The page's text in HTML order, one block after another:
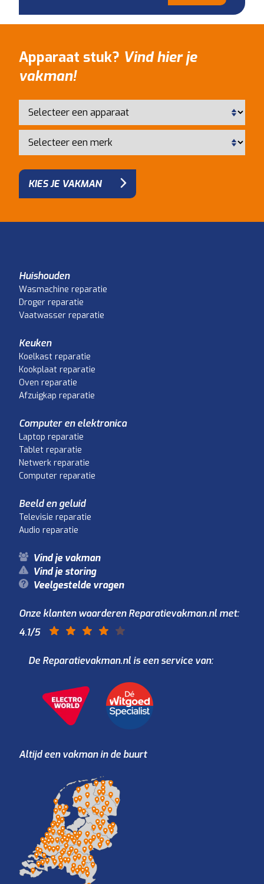
Apparaat stuk? Vind hier je
vakman!
KIES JE VAKMAN
Huishouden
Wasmachine reparatie
Droger reparatie
Vaatwasser reparatie
Keuken
Koelkast reparatie
Kookplaat reparatie
Oven reparatie
Afzuigkap reparatie
Computer en elektronica
Laptop reparatie
Tablet reparatie
Netwerk reparatie
Computer reparatie
Beeld en geluid
Televisie reparatie
Audio reparatie
Vind je vakman
Vind je storing
Veelgestelde vragen
Onze klanten waarderen Reparatievakman.nl met:
4.1/5
De Reparatievakman.nl is een service van:
Altijd een vakman in de buurt